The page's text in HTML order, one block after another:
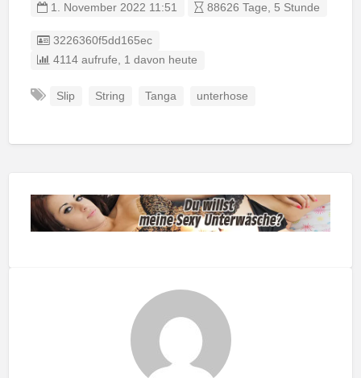
1. November 2022 11:51 88626 Tage, 5 Stunde
Listing ID
3226360f5dd165ec
4114 aufrufe, 1 davon heute
Slip String Tanga unterhose